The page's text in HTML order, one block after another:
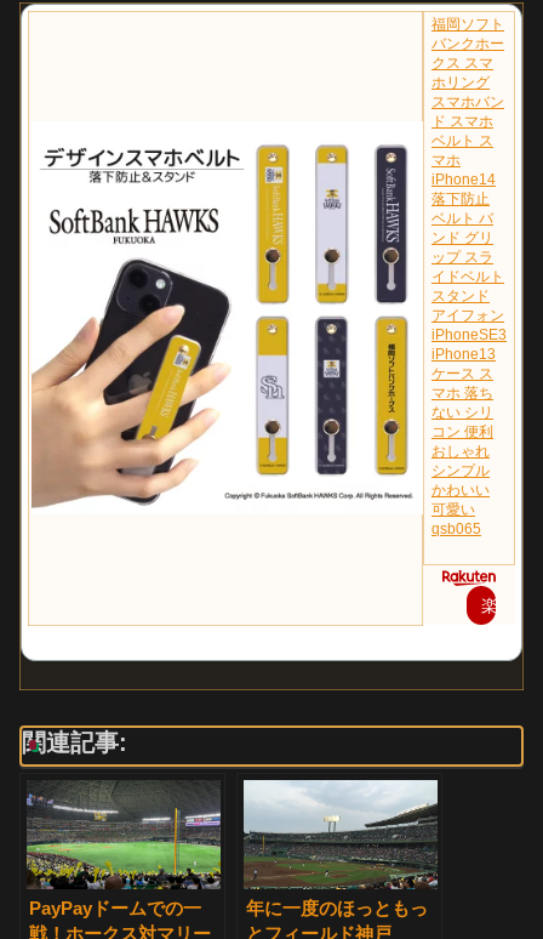
福岡ソフト
バンクホー
クス スマ
ホリング
スマホバン
ド スマホ
ベルト ス
マホ
iPhone14
落下防止
ベルト バ
ンド グリ
ップ スラ
イドベルト
スタンド
アイフォン
iPhoneSE3
iPhone13
ケース ス
マホ 落ち
ない シリ
コン 便利
おしゃれ
シンプル
かわいい
可愛い
qsb065
楽
購
入
関連記事:
PayPayドームでの一
戦！ホークス対マリー
年に一度のほっともっ
とフィールド神戸